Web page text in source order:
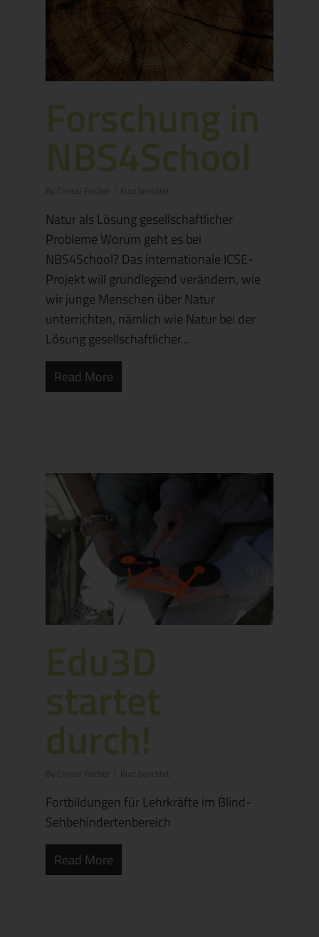
Forschung in
NBS4School
By
Natur als Lösung gesellschaftlicher
Probleme Worum geht es bei
NBS4School? Das internationale ICSE-
Projekt will grundlegend verändern, wie
wir junge Menschen über Natur
unterrichten, nämlich wie Natur bei der
Lösung gesellschaftlicher...
Read More
Edu3D
startet
durch!
By
Fortbildungen für Lehrkräfte im Blind-
Sehbehindertenbereich
Read More